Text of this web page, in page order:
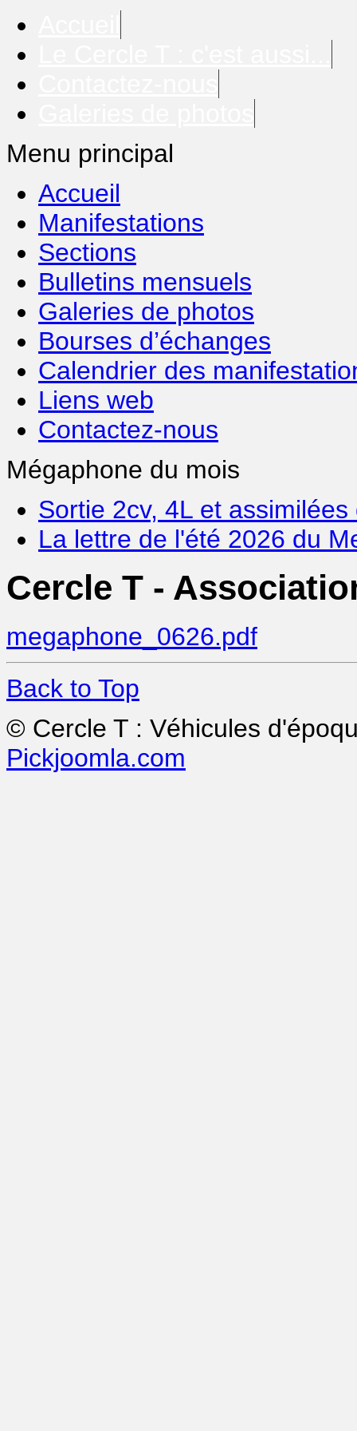
Menu principal
Accueil
Manifestations
Sections
Bulletins mensuels
Galeries de photos
Bourses d’échanges
Calendrier des
Liens web
Contactez-nous
Mégaphone du mois
Sortie 2cv, 4L et
La lettre de l'été 2026 du
Cercle T -
megaphone_0626.pdf
Back to Top
© Cercle T : Véhicules
Pickjoomla.com